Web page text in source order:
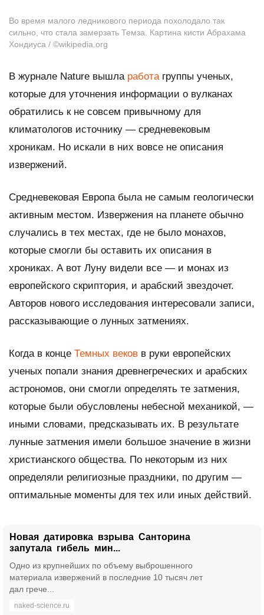
Во время малого ледникового периода похолодало так
сильно, что стала замерзать Темза. Картина кисти Абрахама
Хондиуса / ©wikipedia.org
В журнале Nature вышла работагруппы ученых,
которые для уточнения информации о вулканах
обратились к не совсем привычному для
климатологов источнику — средневековым
хроникам. Но искали в них вовсе не описания
извержений.
Средневековая Европа была не самым геологически
активным местом. Извержения на планете обычно
случались в тех местах, где не было монахов,
которые смогли бы оставить их описания в
хрониках. А вот Луну видели все — и монах из
европейского скриптория, и арабский звездочет.
Авторов нового исследования интересовали записи,
рассказывающие о лунных затмениях.
Когда в конце Темных веков в руки европейских
ученых попали знания древнегреческих и арабских
астрономов, они смогли определять те затмения,
которые были обусловлены небесной механикой, —
иными словами, предсказывать их. В результате
лунные затмения имели большое значение в жизни
христианского общества. По некоторым из них
определяли религиозные праздники, по другим —
оптимальные моменты для тех или иных действий.
Новая датировка взрыва Санторина
запутала гибель мин...
Одно из крупнейших по объему выброшенного
материала извержений в последние 10 тысяч лет
дал грече...
naked-science.ru